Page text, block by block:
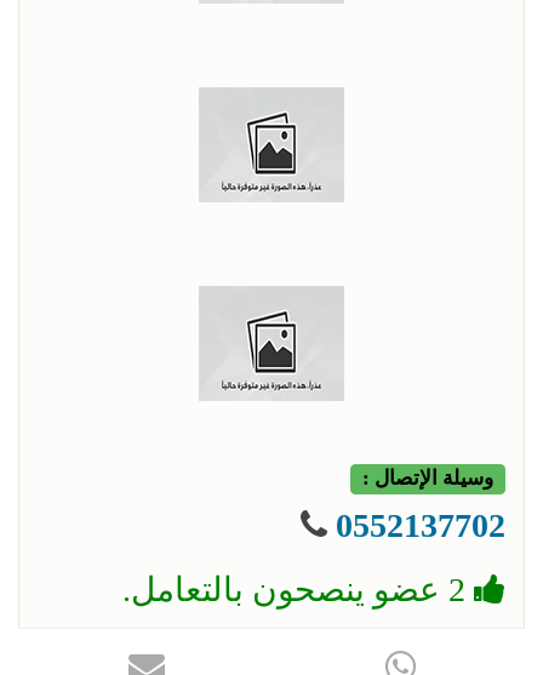
وسيلة الإتصال :
0552137702